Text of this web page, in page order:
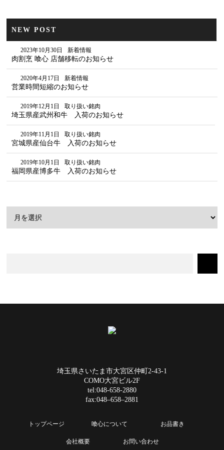
NEW POST
2023年10月30日 新着情報
肉割烹 喰心 店舗移転のお知らせ
2020年4月17日 新着情報
営業時間短縮のお知らせ
2019年12月1日 取り扱い銘肉
埼玉県産武州和牛 入荷のお知らせ
2019年11月1日 取り扱い銘肉
宮城県産仙台牛 入荷のお知らせ
2019年10月1日 取り扱い銘肉
福岡県産博多牛 入荷のお知らせ
埼玉県さいたま市大宮区仲町2-43-1
COMO大宮ビル2F
tel:048-658-2880
fax:048–658–2881
トップページ 喰心について お品書き
会社概要 お問い合わせ